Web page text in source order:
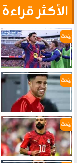
الأكثر قراءة
رياضة
رياضة
رياضة